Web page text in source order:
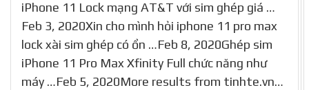
iPhone 11 Lock mạng AT&T với sim ghép giá …
Feb 3, 2020Xin cho mình hỏi iphone 11 pro max
lock xài sim ghép có ổn …Feb 8, 2020Ghép sim
iPhone 11 Pro Max Xfinity Full chức năng như
máy …Feb 5, 2020More results from tinhte.vn…